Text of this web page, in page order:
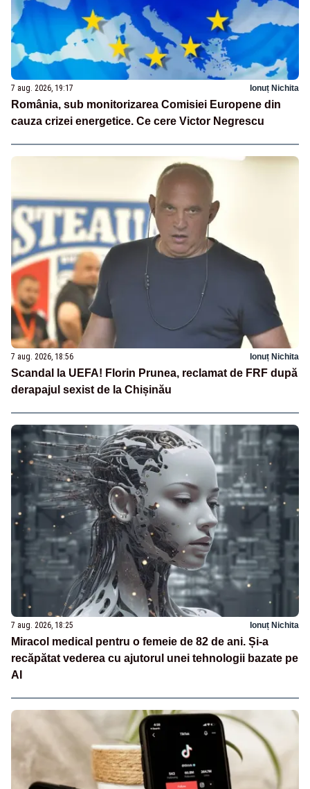
7 aug. 2026, 19:17 Ionuț Nichita
România, sub monitorizarea Comisiei Europene din
cauza crizei energetice. Ce cere Victor Negrescu
7 aug. 2026, 18:56 Ionuț Nichita
Scandal la UEFA! Florin Prunea, reclamat de FRF după
derapajul sexist de la Chișinău
7 aug. 2026, 18:25 Ionuț Nichita
Miracol medical pentru o femeie de 82 de ani. Și-a
recăpătat vederea cu ajutorul unei tehnologii bazate pe
AI